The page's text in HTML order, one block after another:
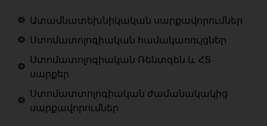
Ատամնատեխնիկական սարքավորումներ
Ստոմատոլոգիական համակառռւյցներ
Ստոմատոլոգիական Ռենտգեն և ՀՏ
սարքեր
Ստոմատտոլոգիական ժամանակակից
սարքավորումներ